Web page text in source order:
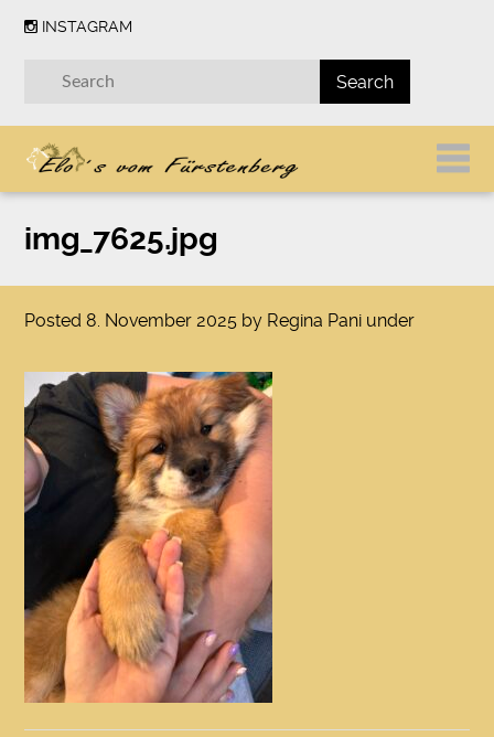
INSTAGRAM
img_7625.jpg
Posted8. November 2025 by Regina Pani under